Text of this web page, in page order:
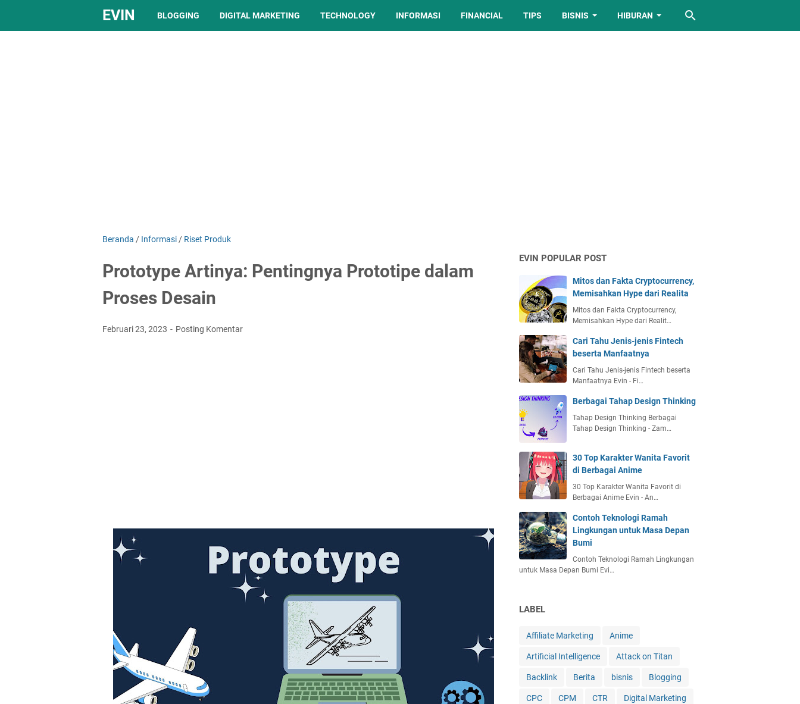
EVIN BLOGGING DIGITAL MARKETING TECHNOLOGY INFORMASI FINANCIAL TIPS BISNIS HIBURAN
Beranda / Informasi / Riset Produk
Prototype Artinya: Pentingnya Prototipe dalam
Proses Desain
Februari 23, 2023 Posting Komentar
EVIN POPULAR POST
Mitos dan Fakta Cryptocurrency,
Memisahkan Hype dari Realita
Mitos dan Fakta Cryptocurrency,
Memisahkan Hype dari Realit…
Cari Tahu Jenis-jenis Fintech
beserta Manfaatnya
Cari Tahu Jenis-jenis Fintech beserta
Manfaatnya Evin - Fi…
Berbagai Tahap Design Thinking
Tahap Design Thinking Berbagai
Tahap Design Thinking - Zam…
30 Top Karakter Wanita Favorit
di Berbagai Anime
30 Top Karakter Wanita Favorit di
Berbagai Anime Evin - An…
Contoh Teknologi Ramah
Lingkungan untuk Masa Depan
Bumi
Contoh Teknologi Ramah Lingkungan
untuk Masa Depan Bumi Evi…
LABEL
Affiliate Marketing Anime
Artificial Intelligence Attack on Titan
Backlink Berita bisnis Blogging
CPC CPM CTR Digital Marketing